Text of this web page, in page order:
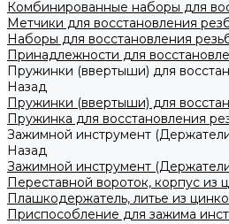
Комбинированные наборы для
Метчики для восстановления
Наборы для восстановления
Принадлежности для
Пружинки (ввертыши) для
Назад
Пружинки (ввертыши) для
Пружинка для восстановления
Зажимной инструмент
Назад
Зажимной инструмент
Переставной вороток, корпус из
Плашкодержатель, литье из
Приспособление для зажима